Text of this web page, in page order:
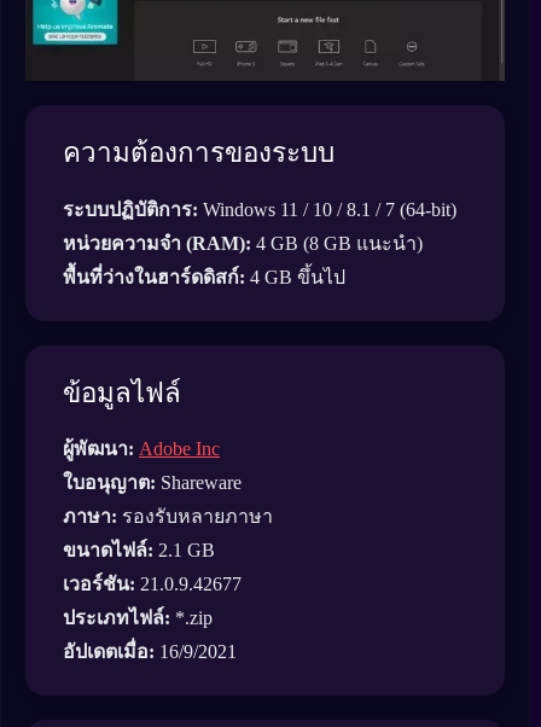
ความต้องการของระบบ
ระบบปฏิบัติการ: Windows 11 / 10 / 8.1 / 7 (64-bit)
หน่วยความจำ (RAM): 4 GB (8 GB แนะนำ)
พื้นที่ว่างในฮาร์ดดิสก์: 4 GB ขึ้นไป
ข้อมูลไฟล์
ผู้พัฒนา: Adobe Inc
ใบอนุญาต: Shareware
ภาษา: รองรับหลายภาษา
ขนาดไฟล์: 2.1 GB
เวอร์ชัน: 21.0.9.42677
ประเภทไฟล์: *.zip
อัปเดตเมื่อ: 16/9/2021